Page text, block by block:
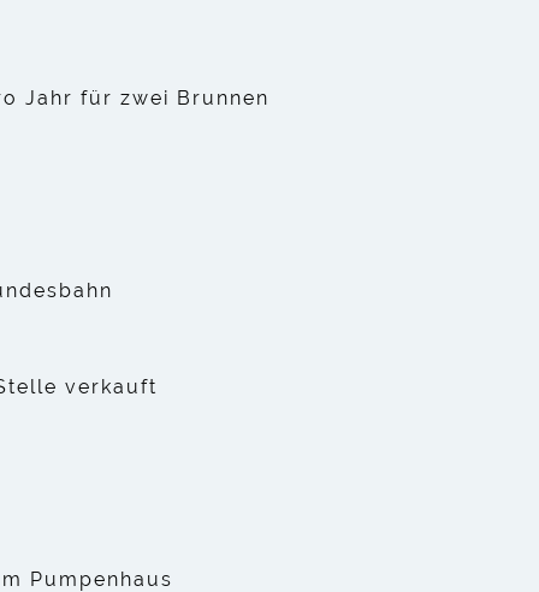
Jahr für zwei Brunnen
verkauft
Pumpenhaus